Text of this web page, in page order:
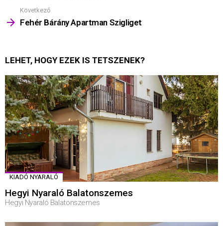
Következő
Fehér Bárány Apartman Szigliget
LEHET, HOGY EZEK IS TETSZENEK?
KIADÓ NYARALÓ
Hegyi Nyaraló Balatonszemes
Hegyi Nyaraló Balatonszemes